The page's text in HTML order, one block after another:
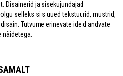
Disainerid ja sisekujundajad
selleks siis uued tekstuurid, mustrid,
Tutvume erinevate ideid andvate